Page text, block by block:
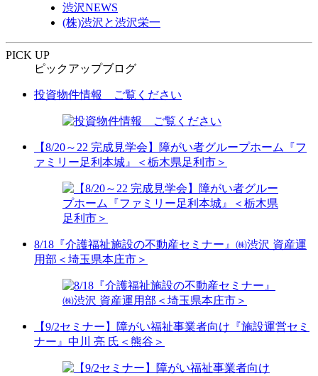
渋沢NEWS
(株)渋沢と渋沢栄一
PICK UP
ピックアップブログ
投資物件情報 ご覧ください
【8/20～22 完成見学会】障がい者グループホーム『フ
ァミリー足利本城』＜栃木県足利市＞
8/18『介護福祉施設の不動産セミナー』㈱渋沢 資産運
用部＜埼玉県本庄市＞
【9/2セミナー】障がい福祉事業者向け『施設運営セミ
ナー』中川 亮 氏＜熊谷＞